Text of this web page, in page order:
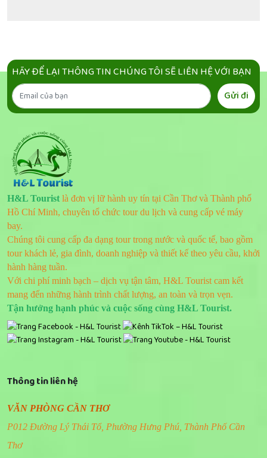
HÃY ĐỂ LẠI THÔNG TIN CHÚNG TÔI SẼ LIÊN HỆ VỚI BẠN
Gửi đi
H&L Tourist là đơn vị lữ hành uy tín tại Cần Thơ và Thành phố
Hồ Chí Minh, chuyên tổ chức tour du lịch và cung cấp vé máy
bay.
Chúng tôi cung cấp đa dạng tour trong nước và quốc tế, bao gồm
tour khách lẻ, gia đình, doanh nghiệp và thiết kế theo yêu cầu, khởi
hành hàng tuần.
Với chi phí minh bạch – dịch vụ tận tâm, H&L Tourist cam kết
mang đến những hành trình chất lượng, an toàn và trọn vẹn.
Tận hưởng hạnh phúc và cuộc sống cùng H&L Tourist.
Thông tin liên hệ
VĂN PHÒNG CẦN THƠ
P012 Đường Lý Thái Tổ, Phường Hưng Phú, Thành Phố Cần
Thơ